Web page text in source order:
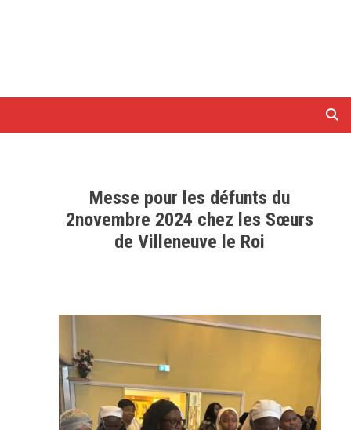
Messe pour les défunts du
2novembre 2024 chez les Sœurs
de Villeneuve le Roi